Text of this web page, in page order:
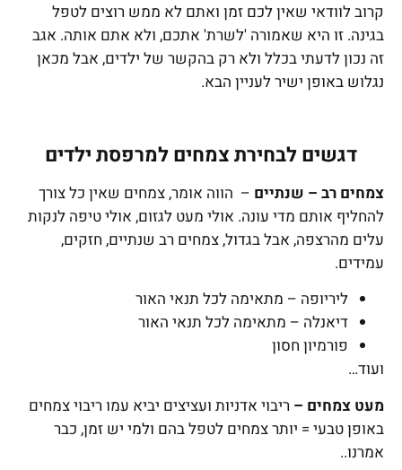
קרוב לוודאי שאין לכם זמן ואתם לא ממש רוצים לטפל
בגינה. זו היא שאמורה 'לשרת' אתכם, ולא אתם אותה. אגב
זה נכון לדעתי בכלל ולא רק בהקשר של ילדים, אבל מכאן
נגלוש באופן ישיר לעניין הבא.
דגשים לבחירת צמחים למרפסת ילדים
צמחים רב – שנתיים– הווה אומר, צמחים שאין כל צורך
להחליף אותם מדי עונה. אולי מעט לגזום, אולי טיפה לנקות
עלים מהרצפה, אבל בגדול, צמחים רב שנתיים, חזקים,
עמידים.
ליריופה – מתאימה לכל תנאי האור
דיאנלה – מתאימה לכל תנאי האור
פורמיון חסון
ועוד…
מעט צמחים – ריבוי אדניות ועציצים יביא עמו ריבוי צמחים
באופן טבעי = יותר צמחים לטפל בהם ולמי יש זמן, כבר
אמרנו..